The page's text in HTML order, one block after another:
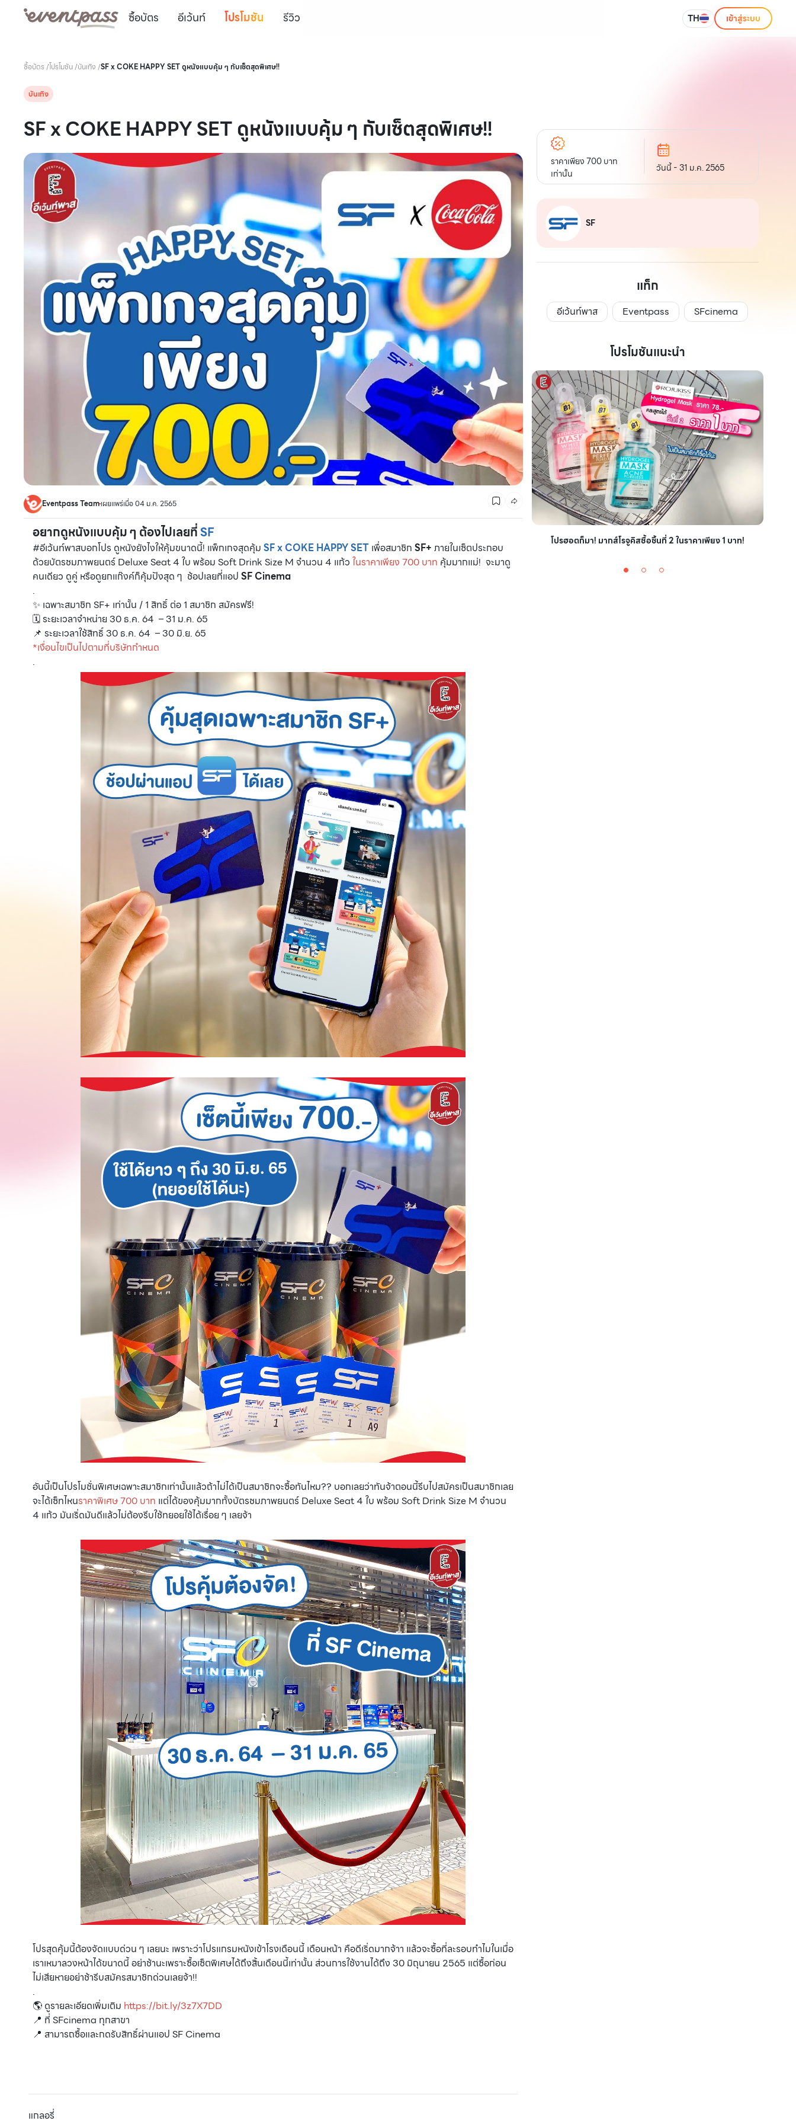
ซื้อบัตร อีเว้นท์ โปรโมชัน รีวิว TH เข้าสู่ระบบ
ซื้อบัตร /โปรโมชัน/บันเทิง /SF x COKE HAPPY SET ดูหนังแบบคุ้ม ๆ กับเซ็ตสุดพิเศษ!!
บันเทิง
SF x COKE HAPPY SET ดูหนังแบบคุ้ม ๆ กับเซ็ตสุดพิเศษ!!
Eventpass Teamเผยแพร่เมื่อ 04 ม.ค. 2565
อยากดูหนังแบบคุ้ม ๆ ต้องไปเลยที่SF
#อีเว้นท์พาสบอกโปร ดูหนังยังไงให้คุ้มขนาดนี้! แพ็กเกจสุดคุ้ม SF x COKE HAPPY SET เพื่อสมาชิก SF+ ภายในเซ็ตประกอบ
ด้วยบัตรชมภาพยนตร์ Deluxe Seat 4 ใบ พร้อม Soft Drink Size M จำนวน 4 แก้ว ในราคาเพียง 700 บาท คุ้มมากแม่! จะมาดู
คนเดียว ดูคู่ หรือดูยกแก๊งค์ก็คุ้มปังสุด ๆ ช้อปเลยที่แอป SF Cinema
.
✨ เฉพาะสมาชิก SF+ เท่านั้น / 1 สิทธิ์ ต่อ 1 สมาชิก สมัครฟรี!
🗓 ระยะเวลาจำหน่าย 30 ธ.ค. 64 – 31 ม.ค. 65
📌 ระยะเวลาใช้สิทธิ์ 30 ธ.ค. 64 – 30 มิ.ย. 65
*เงื่อนไขเป็นไปตามที่บริษัทกำหนด
.
อันนี้เป็นโปรโมชั่นพิเศษเฉพาะสมาชิกเท่านั้นแล้วถ้าไม่ได้เป็นสมาชิกจะซื้อทันไหม?? บอกเลยว่าทันจ้าตอนนี้รีบไปสมัครเป็นสมาชิกเลย
จะได้เซ็ทไหนราคาพิเศษ 700 บาท แต่ได้ของคุ้มมากทั้งบัตรชมภาพยนตร์ Deluxe Seat 4 ใบ พร้อม Soft Drink Size M จำนวน
4 แก้ว มันเริ่ดมันดีแล้วไม่ต้องรีบใช้ทยอยใช้ได้เรื่อย ๆ เลยจ้า
โปรสุดคุ้มนี้ต้องจัดแบบด่วน ๆ เลยนะ เพราะว่าโปรแกรมหนังเข้าโรงเดือนนี้ เดือนหน้า คือดีเริ่ดมากจ้าา แล้วจะซื้อที่ละรอบทำไมในเมื่อ
เราเหมาลวงหน้าได้ขนาดนี้ อย่าช้านะเพราะซื้อเซ็ตพิเศษได้ถึงสิ้นเดือนนี้เท่านั้น ส่วนการใช้งานได้ถึง 30 มิถุนายน 2565 แต่ซื้อก่อน
ไม่เสียหายอย่าช้ารีบสมัครสมาชิกด่วนเลยจ้า!!
.
🌎 ดูรายละเอียดเพิ่มเติม https://bit.ly/3z7X7DD
📍 ที่ SFcinema ทุกสาขา
📍 สามารถซื้อและกดรับสิทธิ์ผ่านแอป SF Cinema
แกลอรี่
ราคาเพียง 700 บาท
เท่านั้น
วันนี้ - 31 ม.ค. 2565
SF
แท็ก
อีเว้นท์พาส Eventpass SFcinema
โปรโมชันแนะนำ
CMG SHOP SHOP รวมแบรนด์ตัวท็อป ลดสูงสุด50% โปรฮอตก็มา! มากส์โรจูคิสซื้อชิ้นที่ 2 ในราคาเพียง 1 บาท!